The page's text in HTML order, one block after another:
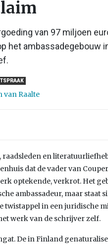
van 97 miljoen
het ambassadegebouw
van Raalte
en
dat de vader van
optekende, verkrot. Het
ambassadeur, maar staat
twistappel in een juridische
werk van de schrijver zelf.
De in Finland